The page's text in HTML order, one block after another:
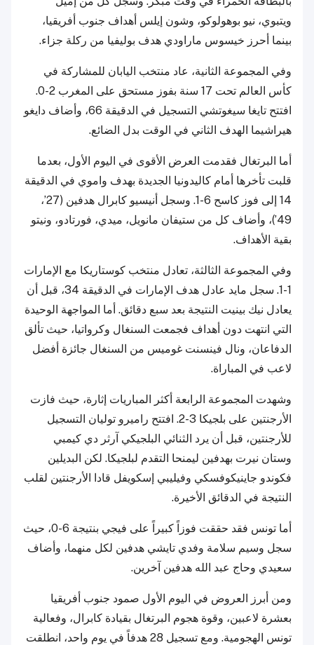
ويتبوي، نيو بوهولوكو، وشون إيلس أهداف جنوب أفريقيا،
بينما أحرز خيسوس ماراودي هدف بوليفيا من ركلة جزاء.
وفي المجموعة الثانية، عاد منتخب اليابان للمشاركة في
كأس العالم تحت 17 سنة بفوز مستحق على المغرب 2-0.
افتتح تايغا سيغوتشي التسجيل في الدقيقة 66، وأضاف دايغو
هيراشيما الهدف الثاني في الوقت بدل الضائع.
أما البرتغال فقدمت العرض الأقوى في اليوم الأول، بعدما
قلبت تأخرها أمام كاليدونيا الجديدة بهدف واموي في الدقيقة
14 إلى فوز كاسح 6-1. وسجل أنيسيو كابرال هدفين (27’،
49’)، وأضاف كل من ستيفان مانويل، ميدي، فورتادو، ونيتو
بقية الأهداف.
وفي المجموعة الثالثة، تعادل منتخب كوستاريكا مع الإمارات
1-1. سجل مايد عادل هدف الإمارات في الدقيقة 34، قبل أن
يعادل نيك بينيت النتيجة بعد سبع دقائق. أما المواجهة الوحيدة
التي انتهت دون أهداف فجمعت السنغال وكرواتيا، حيث تألق
الدفاعان، ونال فينسنت غوميس من السنغال جائزة أفضل
لاعب في المباراة.
وشهدت المجموعة الرابعة أكثر المباريات إثارة، حيث فازت
الأرجنتين على بلجيكا 3-2. افتتح راميرو توليان التسجيل
للأرجنتين، قبل أن يرد الثنائي البلجيكي آرثر دي كيمبي
وستان نيرت بهدفين ليمنحا التقدم لبلجيكا. لكن البديلين
فكوندو جاينيكوفسكي وفيليبي إسكويفل قادا الأرجنتين لقلب
النتيجة في الدقائق الأخيرة.
أما تونس فقد حققت فوزاً كبيراً على فيجي بنتيجة 6-0، حيث
سجل وسيم سلامة وفدي تايشي هدفين لكل منهما، وأضاف
سعيدي وحاج عبد الله هدفين آخرين.
ومن أبرز العروض في اليوم الأول صمود جنوب أفريقيا
بعشرة لاعبين، وقوة هجوم البرتغال بقيادة كابرال، وفعالية
تونس الهجومية. ومع تسجيل 28 هدفاً في يوم واحد، انطلقت